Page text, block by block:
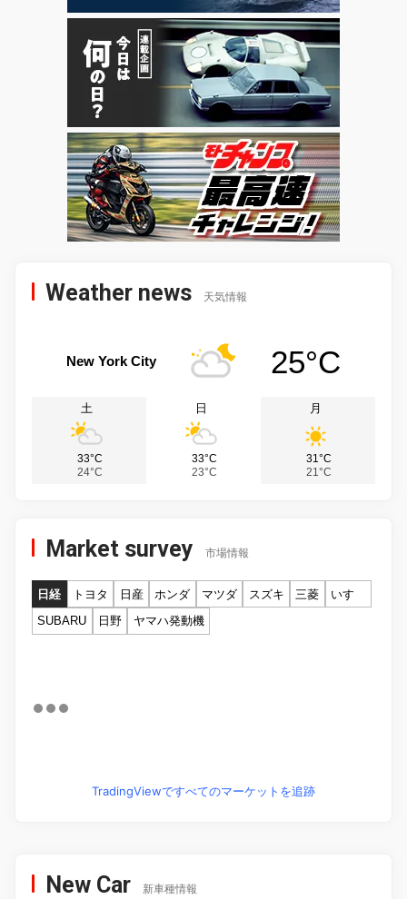
Weather news 天気情報
New York City 25°C
土
33°C
24°C
日
33°C
23°C
月
31°C
21°C
Market survey 市場情報
日経 トヨタ 日産 ホンダ マツダ スズキ 三菱
いすゞ
SUBARU
日野 ヤマハ発動機
TradingViewですべてのマーケットを追跡
New Car 新車種情報